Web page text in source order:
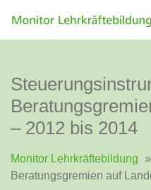
– 2012 bis 2014
Monitor Lehrkräftebildung »
Beratungsgremien auf